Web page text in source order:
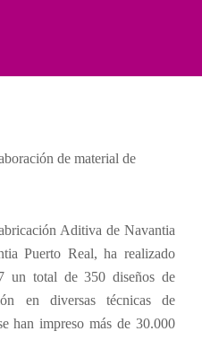
Aditiva de Navantia
Puerto Real, ha realizado
un total de 350 diseños de
en diversas técnicas de
han impreso más de 30.000